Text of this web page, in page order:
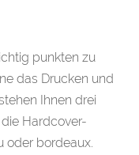
punkten zu
das Drucken und
Ihnen drei
Hardcover-
oder bordeaux.